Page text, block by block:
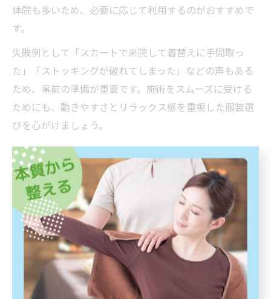
体院も多いため、必要に応じて利用するのがおすすめで
す。
失敗例として「スカートで来院して着替えに手間取っ
た」「ストッキングが破れてしまった」などの声もある
ため、事前の準備が重要です。施術をスムーズに受ける
ためにも、動きやすさとリラックス感を重視した服装選
びを心がけましょう。
整体の服装で注意したいNG例とマナー
整体施術時に避けるべき服装にはいくつかのNG例があり
ます。まず、ジーンズや硬い素材のパンツ、金属製の装
飾が多い服は、施術の妨げになるため不向きです。ま
た、パーカーやフード付きのトップスも、うつ伏せ時に
首元が圧迫されやすく、リラックスできません。
香水や強い香りの柔軟剤を使用した服も、他の利用者や